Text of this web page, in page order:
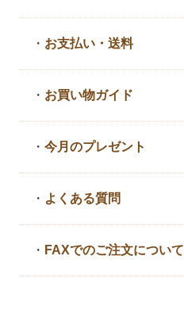
・ お支払い・送料
・ お買い物ガイド
・今月のプレゼント
・ よくある質問
・ FAXでのご注文について